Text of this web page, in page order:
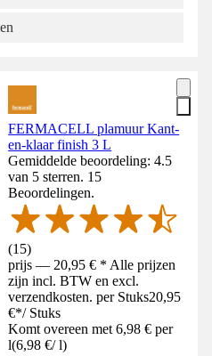
FERMACELL plamuur Kant-
en-klaar finish 3 L
Gemiddelde beoordeling: 4.5
van 5 sterren. 15
Beoordelingen.
(15)
prijs — 20,95 € * Alle prijzen
zijn incl. BTW en excl.
verzendkosten. per Stuks20,95
€*/ Stuks
Komt overeen met 6,98 € per
l(6,98 €/ l)